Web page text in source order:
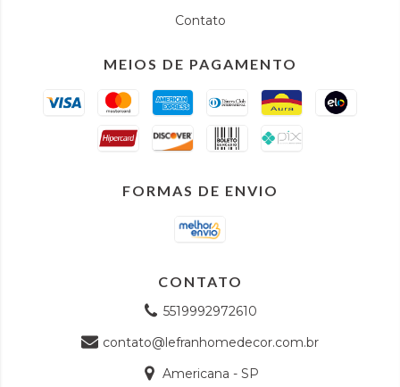
Contato
MEIOS DE PAGAMENTO
FORMAS DE ENVIO
CONTATO
5519992972610
contato@lefranhomedecor.com.br
Americana - SP